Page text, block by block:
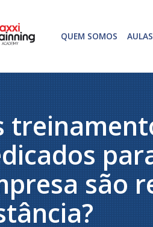
QUEM SOMOS
são